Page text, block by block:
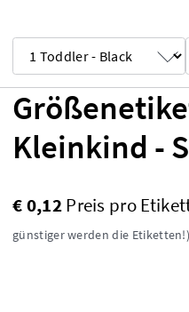
Kleinkind -
€ 0,12Preis pro
günstiger werden die Etiketten!)